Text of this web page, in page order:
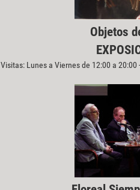
Objetos
Visitas: Lunes a Viernes de 12:00 a